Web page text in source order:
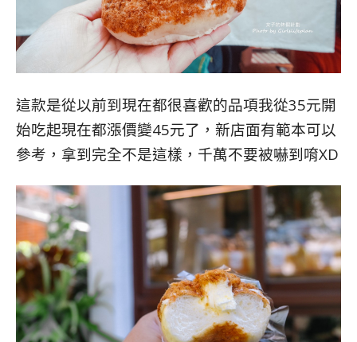
這款是從以前到現在都很喜歡的品項我從35元開
始吃起現在都漲價變45元了，新店面有範本可以
參考，拿到完全不是這樣，千萬不要被嚇到唷XD